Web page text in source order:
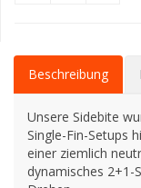
Beschreibung
Unsere Sidebite
Single-Fin-Setups
einer ziemlich
dynamisches 2+1-